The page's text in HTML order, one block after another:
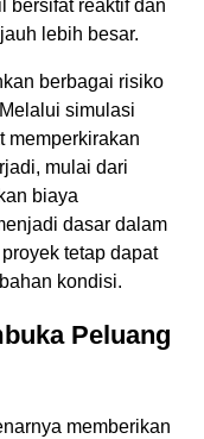
bersifat reaktif dan
lebih besar.
berbagai risiko
simulasi
memperkirakan
mulai dari
biaya
dasar dalam
tetap dapat
kondisi.
Peluang
memberikan